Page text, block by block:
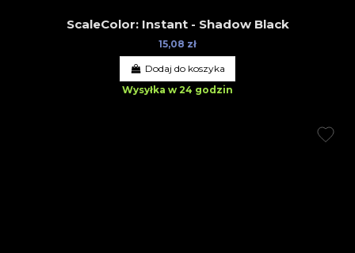
ScaleColor: Instant - Shadow Black
15,08 zł
Dodaj do koszyka
Wysyłka w 24 godzin